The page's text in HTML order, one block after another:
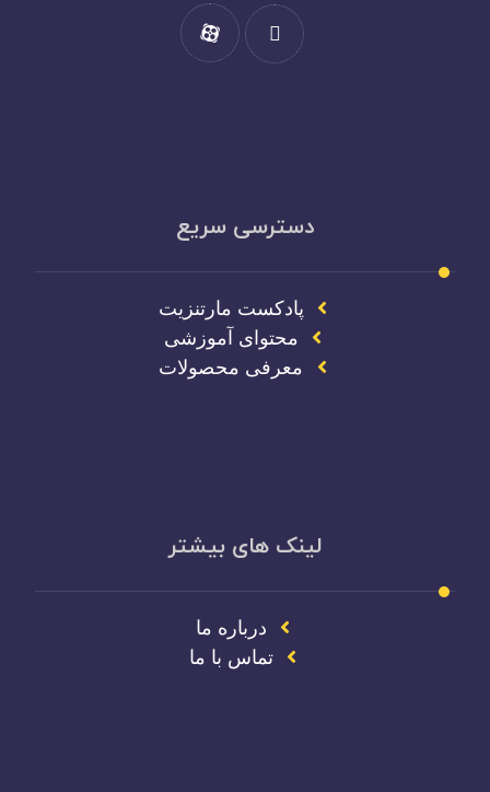
دسترسی سریع
پادکست مارتنزیت
محتوای آموزشی
معرفی محصولات
لینک های بیشتر
درباره ما
تماس با ما